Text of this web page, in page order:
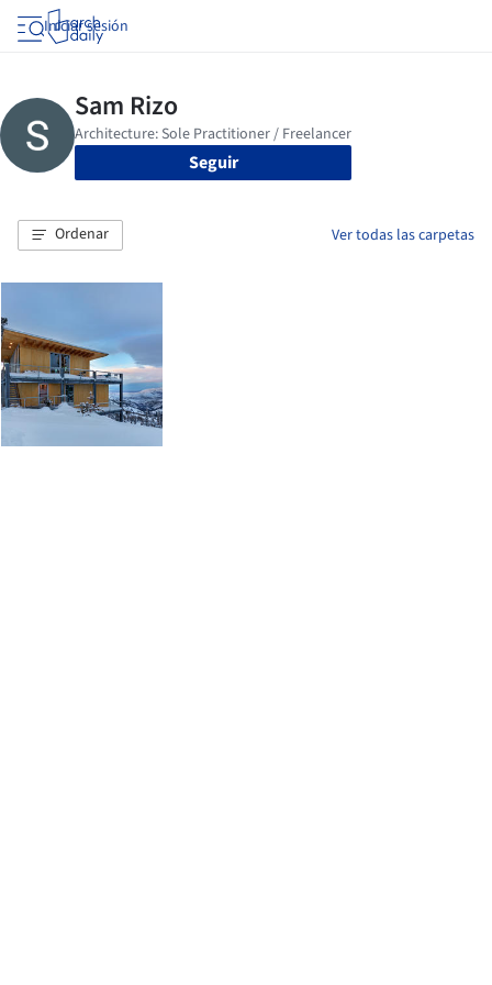
Iniciar sesión
Seguir
Ordenar Ver todas las carpetas